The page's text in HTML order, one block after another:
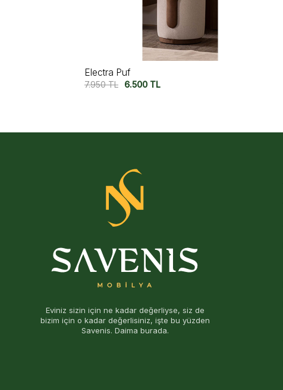
Motto Puf
15.000TL 12.500TL
Eviniz sizin için ne kadar değerliyse, siz de
bizim için o kadar değerlisiniz, işte bu yüzden
Savenis. Daima burada.